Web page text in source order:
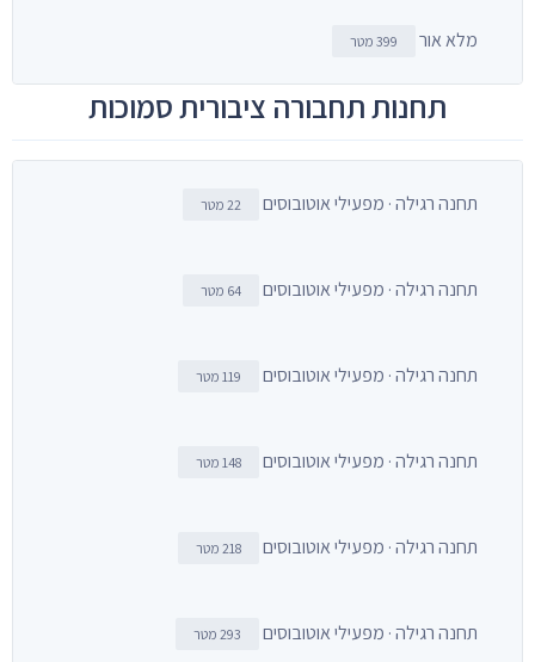
מלא אור 399 מטר
תחנות תחבורה ציבורית סמוכות
תחנה רגילה · מפעילי אוטובוסים 22 מטר
תחנה רגילה · מפעילי אוטובוסים 64 מטר
תחנה רגילה · מפעילי אוטובוסים 119 מטר
תחנה רגילה · מפעילי אוטובוסים 148 מטר
תחנה רגילה · מפעילי אוטובוסים 218 מטר
תחנה רגילה · מפעילי אוטובוסים 293 מטר